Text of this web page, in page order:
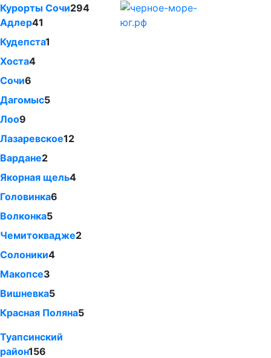
Курорты Сочи294
Адлер41
Кудепста1
Хоста4
Сочи6
Дагомыс5
Лоо9
Лазаревское12
Вардане2
Якорная щель4
Головинка6
Волконка5
Чемитоквадже2
Солоники4
Макопсе3
Вишневка5
Красная Поляна5
Туапсинский
район156